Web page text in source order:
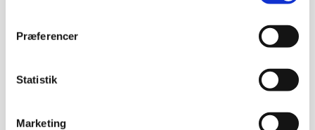
Præferencer
Statistik
Marketing